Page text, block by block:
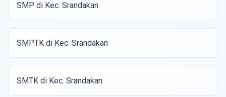
SMP di Kec. Srandakan
SMPTK di Kec. Srandakan
SMTK di Kec. Srandakan